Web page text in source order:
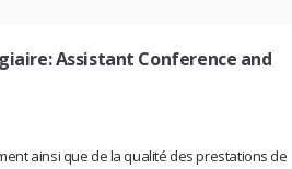
Assistant Conference and
ainsi que de la qualité des prestations de